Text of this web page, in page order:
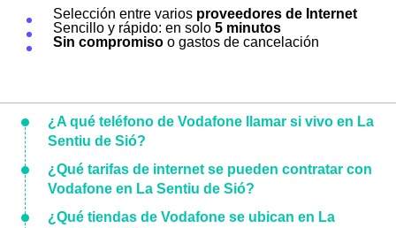
Selección entre varios proveedores de Internet
Sencillo y rápido: en solo 5 minutos
Sin compromiso o gastos de cancelación
¿A qué teléfono de Vodafone llamar si vivo en La
Sentiu de Sió?
¿Qué tarifas de internet se pueden contratar con
Vodafone en La Sentiu de Sió?
¿Qué tiendas de Vodafone se ubican en La